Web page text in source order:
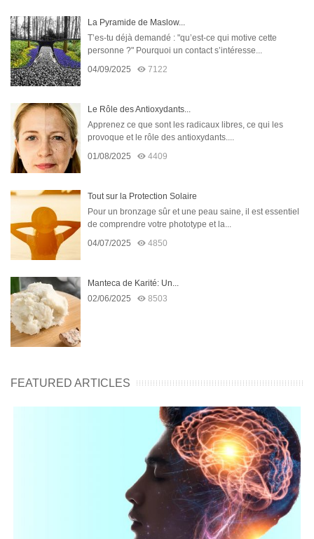
La Pyramide de Maslow...
T’es-tu déjà demandé : "qu’est-ce qui motive cette
personne ?" Pourquoi un contact s’intéresse...
04/09/2025
7122
Le Rôle des Antioxydants...
Apprenez ce que sont les radicaux libres, ce qui les
provoque et le rôle des antioxydants....
01/08/2025
4409
Tout sur la Protection Solaire
Pour un bronzage sûr et une peau saine, il est essentiel
de comprendre votre phototype et la...
04/07/2025
4850
Manteca de Karité: Un...
02/06/2025
8503
FEATURED ARTICLES